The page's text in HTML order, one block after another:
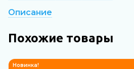
Описание
Похожие товары
Новинка!